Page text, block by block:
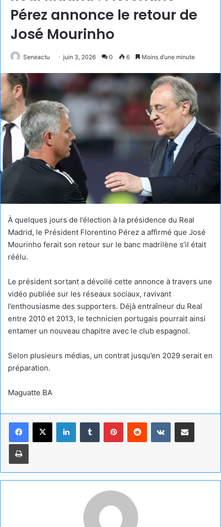
Pérez annonce le retour de
José Mourinho
Seneactu juin 3, 2026 0 6 Moins d’une minute
À quelques jours de l’élection à la présidence du Real
Madrid, le Président Florentino Pérez a affirmé que José
Mourinho ferait son retour sur le banc madrilène s’il était
réélu.
Le président sortant a dévoilé cette annonce à travers une
vidéo publiée sur les réseaux sociaux, ravivant
l’enthousiasme des supporters. Déjà entraîneur du Real
entre 2010 et 2013, le technicien portugais pourrait ainsi
entamer un nouveau chapitre avec le club espagnol.
Selon plusieurs médias, un contrat jusqu’en 2029 serait en
préparation.
Maguatte BA
LinkedinTumblr PinterestReddit VKontaktePartager par email
Imprimer